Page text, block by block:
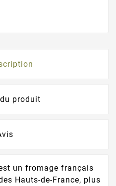
produit
un fromage français
Hauts-de-France, plus